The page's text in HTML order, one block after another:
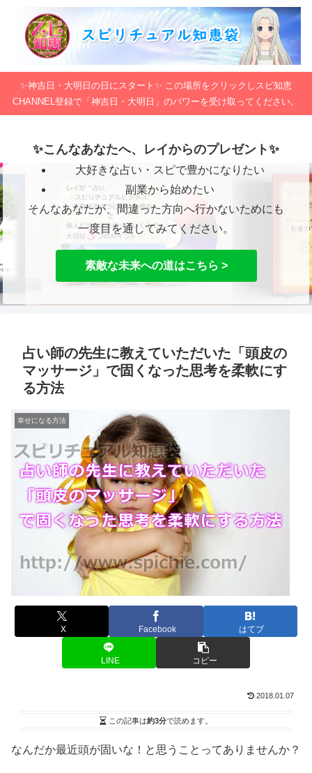
✨神吉日・大明日の日にスタート✨ この場所をクリックしスピ知恵
CHANNEL登録で「神吉日・大明日」のパワーを受け取ってください。
✨こんなあなたへ、レイからのプレゼント✨
大好きな占い・スピで豊かになりたい
副業から始めたい
そんなあなたが、間違った方向へ行かないためにも
一度目を通してみてください。
素敵な未来への道はこちら >
占い師の先生に教えていただいた「頭皮の
マッサージ」で固くなった思考を柔軟にす
る方法
幸せになる方法
X Facebook はてブ
LINE コピー
2018.01.07
この記事は約3分で読めます。
なんだか最近頭が固いな！と思うことってありませんか？